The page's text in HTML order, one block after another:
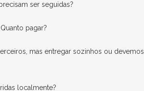
ser seguidas?
pagar?
mas entregar sozinhos ou devemos
localmente?